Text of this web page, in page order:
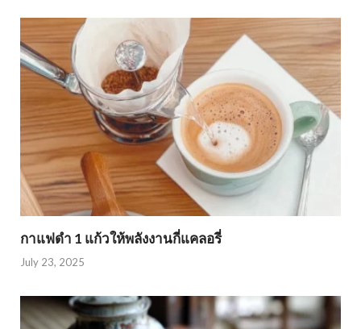
กาแฟดำ 1 แก้วให้พลังงานกี่แคลอรี่
July 23, 2025